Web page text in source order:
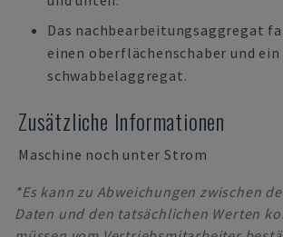
Das nachbearbeitungsaggregat
einen oberflächenschaber und ein
schwabbelaggregat.
Zusätzliche Informationen
Maschine noch unter Strom
*Es kann zu Abweichungen zwischen
Daten und den tatsächlichen Werten